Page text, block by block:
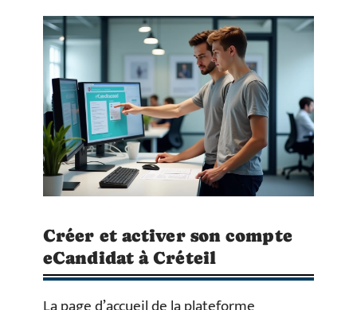
Créer et activer son compte
eCandidat à Créteil